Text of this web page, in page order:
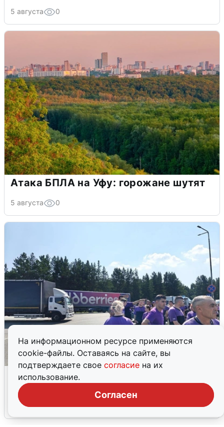
На информационном ресурсе применяются
cookie-файлы. Оставаясь на сайте, вы
подтверждаете свое согласие на их
использование.
Согласен
5 августа 0
Атака БПЛА на Уфу: горожане шутят
5 августа 0
Склад Wildberries в Екатеринбурге
эвакуировали из-за БПЛА
5 августа 0